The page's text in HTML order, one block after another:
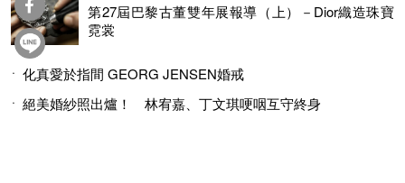
第27屆巴黎古董雙年展報導（上）－Dior織造珠寶
霓裳
化真愛於指間 GEORG JENSEN婚戒
絕美婚紗照出爐！ 林宥嘉、丁文琪哽咽互守終身